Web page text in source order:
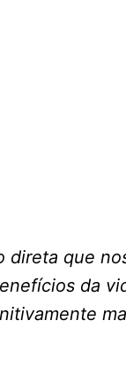
direta que
da